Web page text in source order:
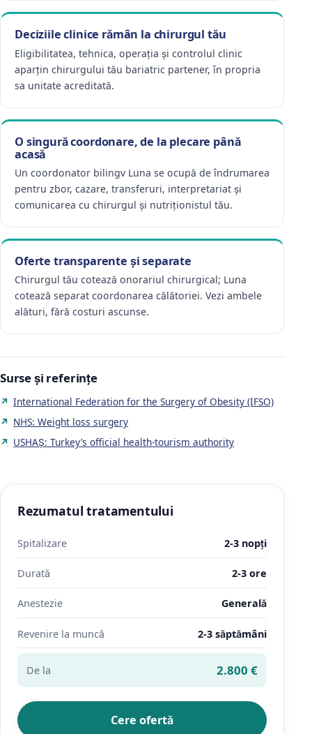
Deciziile clinice rămân la chirurgul tău
Eligibilitatea, tehnica, operația și controlul clinic
aparțin chirurgului tău bariatric partener, în propria
sa unitate acreditată.
O singură coordonare, de la plecare până
acasă
Un coordonator bilingv Luna se ocupă de îndrumarea
pentru zbor, cazare, transferuri, interpretariat și
comunicarea cu chirurgul și nutriționistul tău.
Oferte transparente și separate
Chirurgul tău cotează onorariul chirurgical; Luna
cotează separat coordonarea călătoriei. Vezi ambele
alături, fără costuri ascunse.
Surse și referințe
International Federation for the Surgery of Obesity (IFSO)
NHS: Weight loss surgery
USHAŞ: Turkey’s official health-tourism authority
Rezumatul tratamentului
Spitalizare 2-3 nopți
Durată 2-3 ore
Anestezie Generală
Revenire la muncă 2-3 săptămâni
De la 2.800 €
Cere ofertă